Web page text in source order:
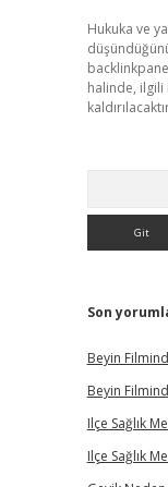
Hukuka ve
halinde,
Son
Beyin
Beyin
Ilçe Sağlık
Ilçe Sağlık